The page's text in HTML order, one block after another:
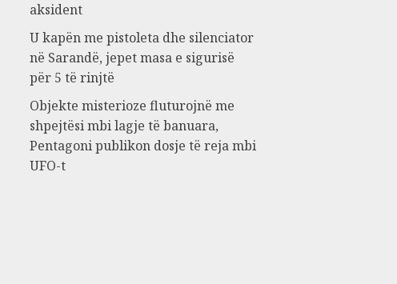
aksident
U kapën me pistoleta dhe silenciator
në Sarandë, jepet masa e sigurisë
për 5 të rinjtë
Objekte misterioze fluturojnë me
shpejtësi mbi lagje të banuara,
Pentagoni publikon dosje të reja mbi
UFO-t